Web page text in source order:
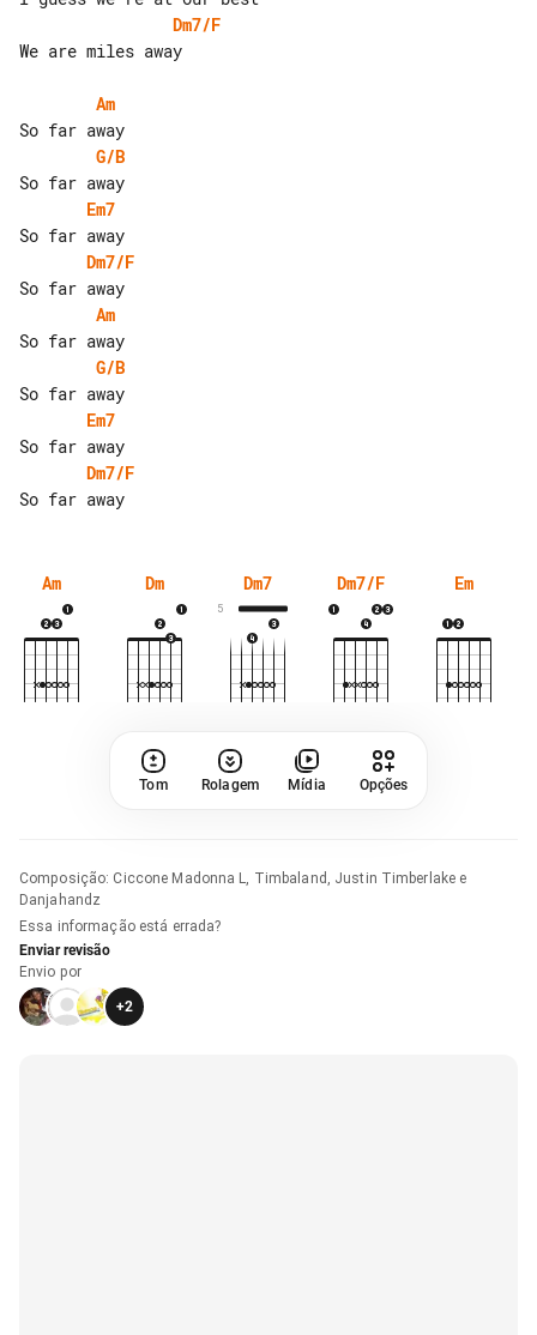
Dm7/F
We are miles away
Am
G/B
Em7
Dm7/F
Am
G/B
Em7
Dm7/F
Am Dm Dm7
5
Dm7/F Em
Tom Rolagem Mídia Opções
Composição: Ciccone Madonna L, Timbaland, Justin Timberlake e
Danjahandz
Essa informação está errada?
Enviar revisão
Envio por
+2